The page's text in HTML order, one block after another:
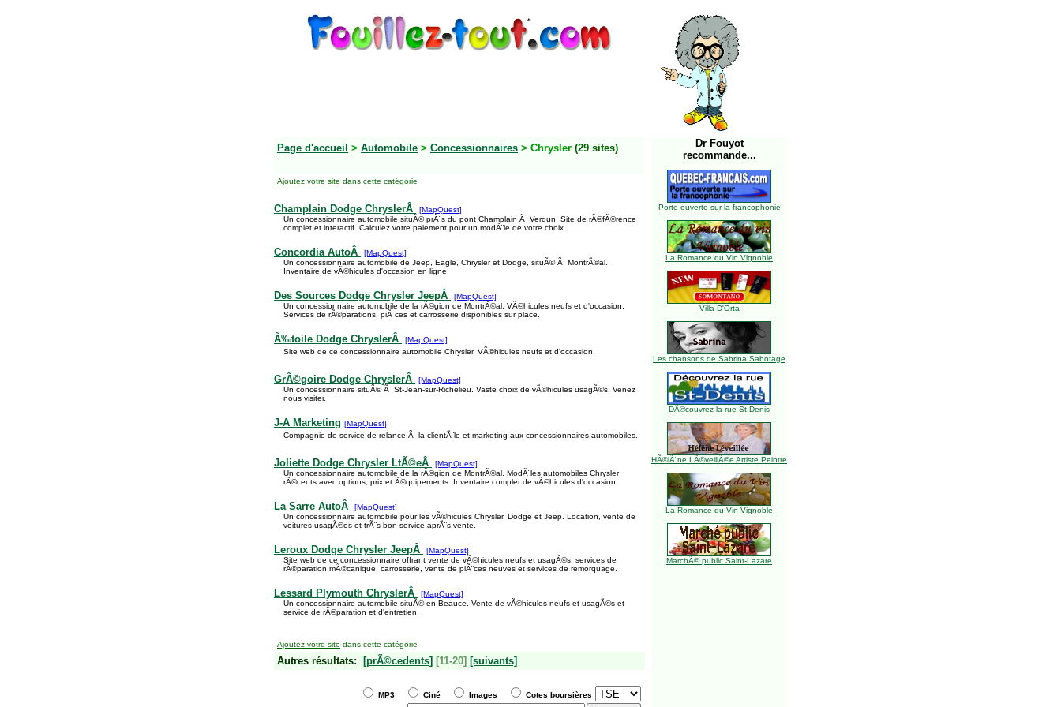
Page d'accueil > Automobile > Concessionnaires > Chrysler (29 sites)
Ajoutez votre site dans cette catégorie
Champlain Dodge ChryslerÂ
[MapQuest]
Un concessionnaire automobile situÃ© prÃ¨s du pont Champlain Ã Verdun. Site de rÃ©fÃ©rence
complet et interactif. Calculez votre paiement pour un modÃ¨le de votre choix.
Concordia AutoÂ
[MapQuest]
Un concessionnaire automobile de Jeep, Eagle, Chrysler et Dodge, situÃ© Ã MontrÃ©al.
Inventaire de vÃ©hicules d'occasion en ligne.
Des Sources Dodge Chrysler JeepÂ
[MapQuest]
Un concessionnaire automobile de la rÃ©gion de MontrÃ©al. VÃ©hicules neufs et d'occasion.
Services de rÃ©parations, piÃ¨ces et carrosserie disponibles sur place.
Ã‰toile Dodge ChryslerÂ
[MapQuest]
Site web de ce concessionnaire automobile Chrysler. VÃ©hicules neufs et d'occasion.
GrÃ©goire Dodge ChryslerÂ
[MapQuest]
Un concessionnaire situÃ© Ã St-Jean-sur-Richelieu. Vaste choix de vÃ©hicules usagÃ©s. Venez
nous visiter.
J-A Marketing [MapQuest]
Compagnie de service de relance Ã la clientÃ¨le et marketing aux concessionnaires automobiles.
Joliette Dodge Chrysler LtÃ©eÂ
[MapQuest]
Un concessionnaire automobile de la rÃ©gion de MontrÃ©al. ModÃ¨les automobiles Chrysler
rÃ©cents avec options, prix et Ã©quipements. Inventaire complet de vÃ©hicules d'occasion.
La Sarre AutoÂ
[MapQuest]
Un concessionnaire automobile pour les vÃ©hicules Chrysler, Dodge et Jeep. Location, vente de
voitures usagÃ©es et trÃ¨s bon service aprÃ¨s-vente.
Leroux Dodge Chrysler JeepÂ
[MapQuest]
Site web de ce concessionnaire offrant vente de vÃ©hicules neufs et usagÃ©s, services de
rÃ©paration mÃ©canique, carrosserie, vente de piÃ¨ces neuves et services de remorquage.
Lessard Plymouth ChryslerÂ
[MapQuest]
Un concessionnaire automobile situÃ© en Beauce. Vente de vÃ©hicules neufs et usagÃ©s et
service de rÃ©paration et d'entretien.
Dr Fouyot
recommande...
Porte ouverte sur la francophonie
La Romance du Vin Vignoble
Villa D'Orta
Les chansons de Sabrina Sabotage
DÃ©couvrez la rue St-Denis
HÃ©lÃ¨ne LÃ©veillÃ©e Artiste Peintre
La Romance du Vin Vignoble
MarchÃ© public Saint-Lazare
Ajoutez votre site dans cette catégorie
Autres résultats: [prÃ©cedents] [11-20] [suivants]
MP3 Ciné Images Cotes boursières